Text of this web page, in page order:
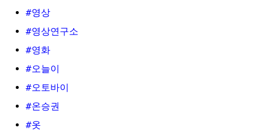
#영상
#영상연구소
#영화
#오늘이
#오토바이
#온승권
#옷